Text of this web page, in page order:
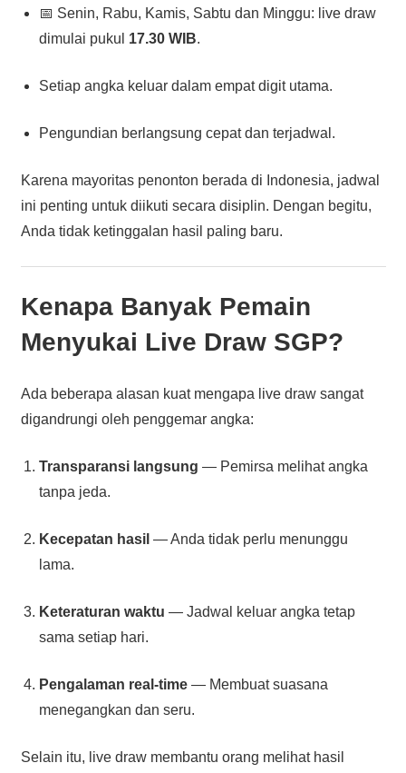
📅 Senin, Rabu, Kamis, Sabtu dan Minggu: live draw
dimulai pukul 17.30 WIB.
Setiap angka keluar dalam empat digit utama.
Pengundian berlangsung cepat dan terjadwal.
Karena mayoritas penonton berada di Indonesia, jadwal
ini penting untuk diikuti secara disiplin. Dengan begitu,
Anda tidak ketinggalan hasil paling baru.
Kenapa Banyak Pemain
Menyukai Live Draw SGP?
Ada beberapa alasan kuat mengapa live draw sangat
digandrungi oleh penggemar angka:
Transparansi langsung — Pemirsa melihat angka
tanpa jeda.
Kecepatan hasil — Anda tidak perlu menunggu
lama.
Keteraturan waktu — Jadwal keluar angka tetap
sama setiap hari.
Pengalaman real-time— Membuat suasana
menegangkan dan seru.
Selain itu, live draw membantu orang melihat hasil